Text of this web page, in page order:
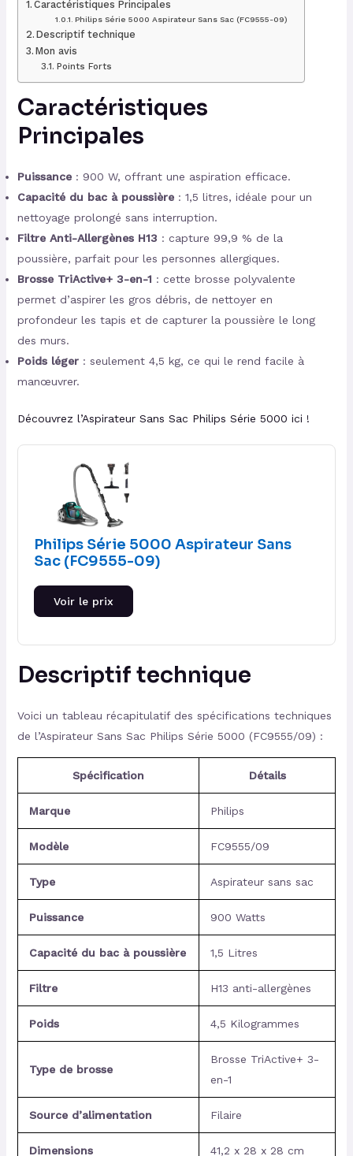
Caractéristiques Principales
Philips Série 5000 Aspirateur Sans Sac (FC9555-09)
Descriptif technique
Mon avis
Points Forts
Caractéristiques
Principales
Puissance: 900 W, offrant une aspiration efficace.
Capacité du bac à poussière: 1,5 litres, idéale pour un
nettoyage prolongé sans interruption.
Filtre Anti-Allergènes H13 : capture 99,9 % de la
poussière, parfait pour les personnes allergiques.
Brosse TriActive+ 3-en-1 : cette brosse polyvalente
permet d’aspirer les gros débris, de nettoyer en
profondeur les tapis et de capturer la poussière le long
des murs.
Poids léger: seulement 4,5 kg, ce qui le rend facile à
manœuvrer.
Découvrez l’Aspirateur Sans Sac Philips Série 5000 ici !
Philips Série 5000 Aspirateur Sans
Sac (FC9555-09)
Voir le prix
Descriptif technique
Voici un tableau récapitulatif des spécifications techniques
de l’Aspirateur Sans Sac Philips Série 5000 (FC9555/09) :
Spécification Détails
Marque Philips
Modèle FC9555/09
Type Aspirateur sans sac
Puissance 900 Watts
Capacité du bac à poussière 1,5 Litres
Filtre H13 anti-allergènes
Poids 4,5 Kilogrammes
Type de brosse
Brosse TriActive+ 3-
en-1
Source d’alimentation Filaire
Dimensions 41,2 x 28 x 28 cm